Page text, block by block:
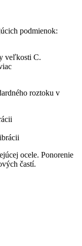
podmienok:
veľkosti C.
roztoku v
ocele. Ponorenie
častí.